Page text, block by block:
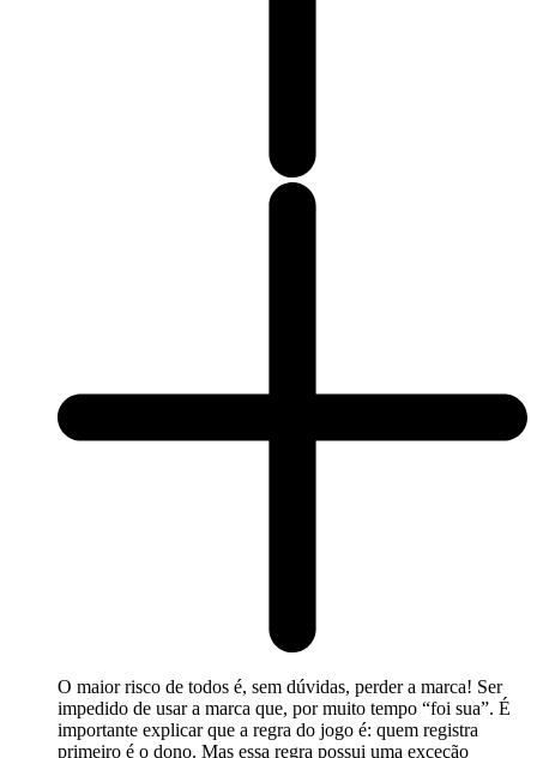
O maior risco de todos é, sem dúvidas, perder a marca! Ser
impedido de usar a marca que, por muito tempo “foi sua”. É
importante explicar que a regra do jogo é: quem registra
primeiro é o dono. Mas essa regra possui uma exceção